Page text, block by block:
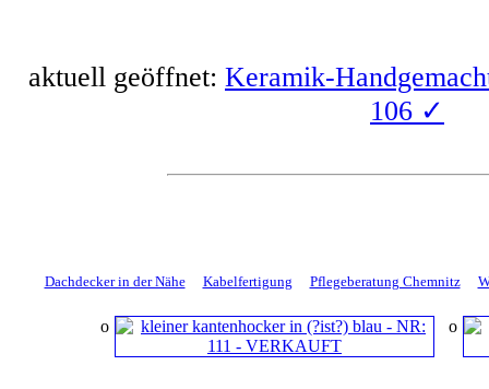
aktuell geöffnet: Keramik-
106 ✓
Dachdecker in der Nähe Kabelfertigung Pflegeberatung Chemnitz
ο ο